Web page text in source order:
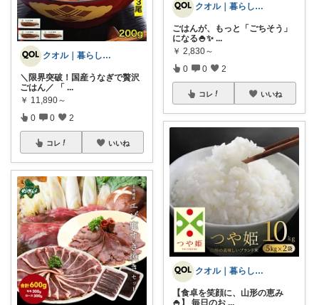
クオル｜暮らしの「質」爆上げ🈁
＼限界突破！国産うなぎで贅沢
ごはん／ 「 ...
￥ 11,890～
0 0 2
コレ いいね
クオル｜暮らしの「質」爆上げ🈁
ごはんが、もっと「ごちそう」
になる🍚✨ ...
￥ 2,830～
0 0 2
コレ いいね
クオル｜暮らしの「質」爆上げ🈁
【食卓を笑顔に、山形の恵み
🍚】 毎日のお ...